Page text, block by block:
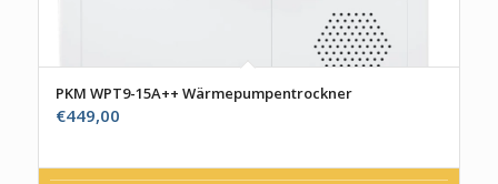
PKM WPT9-15A++ Wärmepumpentrockner
€449,00